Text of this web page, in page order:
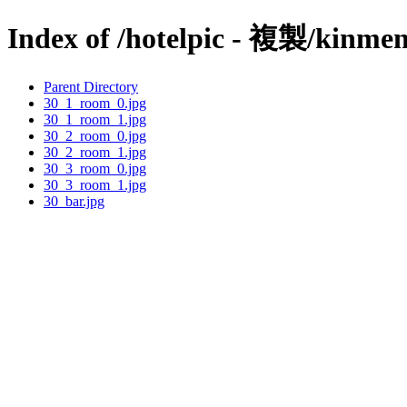
Index of /hotelpic - 複製/
Parent Directory
30_1_room_0.jpg
30_1_room_1.jpg
30_2_room_0.jpg
30_2_room_1.jpg
30_3_room_0.jpg
30_3_room_1.jpg
30_bar.jpg